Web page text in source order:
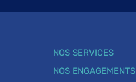
NOS SERVICES
NOS ENGAGEMENTS